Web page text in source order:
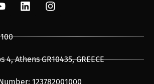
Athens GR10435, GREECE
123782001000